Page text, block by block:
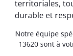
territoriales,
durable et
Notre équipe
13620 sont à